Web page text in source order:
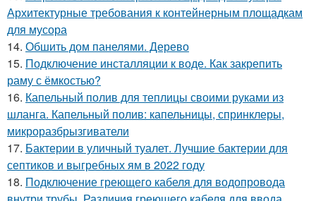
Архитектурные требования к контейнерным площадкам
для мусора
14. Обшить дом панелями. Дерево
15. Подключение инсталляции к воде. Как закрепить
раму с ёмкостью?
16. Капельный полив для теплицы своими руками из
шланга. Капельный полив: капельницы, спринклеры,
микроразбрызгиватели
17. Бактерии в уличный туалет. Лучшие бактерии для
септиков и выгребных ям в 2022 году
18. Подключение греющего кабеля для водопровода